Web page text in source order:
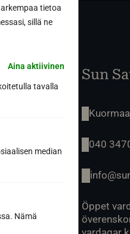
tietoa
sillä ne
Aina aktiivinen
tavalla
median
Nämä
Sun
040
Öppet